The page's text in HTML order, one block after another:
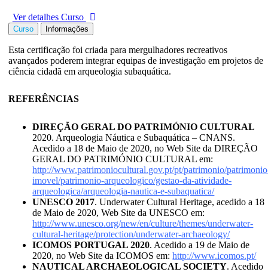
Ver detalhes Curso
Curso Informações
Esta certificação foi criada para mergulhadores recreativos
avançados poderem integrar equipas de investigação em projetos de
ciência cidadã em arqueologia subaquática.
REFERÊNCIAS
DIREÇÃO GERAL DO PATRIMÓNIO CULTURAL
2020. Arqueologia Náutica e Subaquática – CNANS.
Acedido a 18 de Maio de 2020, no Web Site da DIREÇÃO
GERAL DO PATRIMÓNIO CULTURAL em:
http://www.patrimoniocultural.gov.pt/pt/patrimonio/
imovel/patrimonio-arqueologico/gestao-da-atividade-
arqueologica/arqueologia-nautica-e-subaquatica/
UNESCO 2017. Underwater Cultural Heritage, acedido a 18
de Maio de 2020, Web Site da UNESCO em:
http://www.unesco.org/new/en/culture/themes/underwater-
cultural-heritage/protection/underwater-archaeology/
ICOMOS PORTUGAL 2020. Acedido a 19 de Maio de
2020, no Web Site da ICOMOS em:http://www.icomos.pt/
NAUTICAL ARCHAEOLOGICAL SOCIETY. Acedido